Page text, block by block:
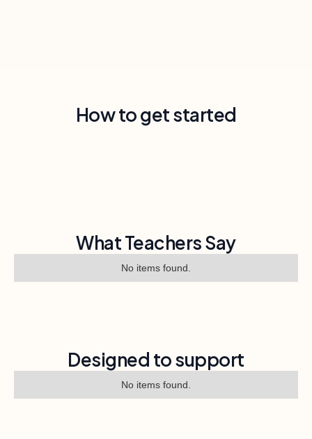
How to get started
What Teachers Say
No items found.
Designed to support
No items found.